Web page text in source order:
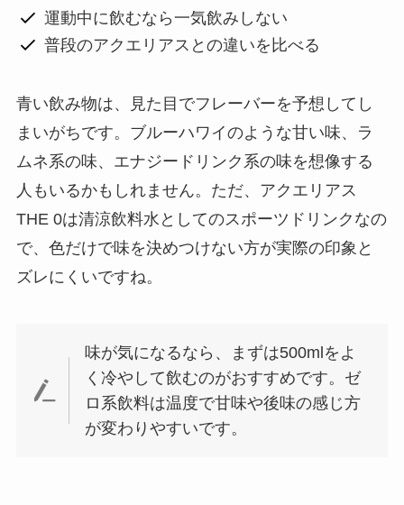
運動中に飲むなら一気飲みしない
普段のアクエリアスとの違いを比べる
青い飲み物は、見た目でフレーバーを予想してし
まいがちです。ブルーハワイのような甘い味、ラ
ムネ系の味、エナジードリンク系の味を想像する
人もいるかもしれません。ただ、アクエリアス
THE 0は清涼飲料水としてのスポーツドリンクなの
で、色だけで味を決めつけない方が実際の印象と
ズレにくいですね。
味が気になるなら、まずは500mlをよ
く冷やして飲むのがおすすめです。ゼ
ロ系飲料は温度で甘味や後味の感じ方
が変わりやすいです。